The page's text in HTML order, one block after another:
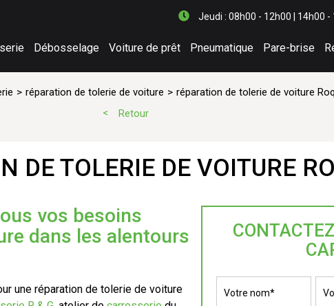
Jeudi : 08h00 - 12h00 | 14h00 -
Débosselage Voiture de prêt Pneumatique Pare-brise
réparation de tolerie de voiture
réparation de tolerie de voiture
Retour
DE TOLERIE DE VOITURE
vos besoins
dans les alentours
une réparation de tolerie de voiture